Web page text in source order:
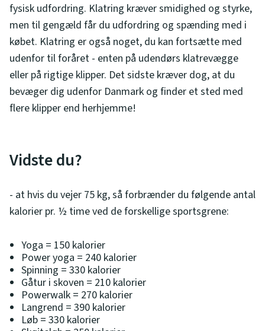
fysisk udfordring. Klatring kræver smidighed og styrke,
men til gengæld får du udfordring og spænding med i
købet. Klatring er også noget, du kan fortsætte med
udenfor til foråret - enten på udendørs klatrevægge
eller på rigtige klipper. Det sidste kræver dog, at du
bevæger dig udenfor Danmark og finder et sted med
flere klipper end herhjemme!
Vidste du?
- at hvis du vejer 75 kg, så forbrænder du følgende antal
kalorier pr. ½ time ved de forskellige sportsgrene:
Yoga = 150 kalorier
Power yoga = 240 kalorier
Spinning = 330 kalorier
Gåtur i skoven = 210 kalorier
Powerwalk = 270 kalorier
Langrend = 390 kalorier
Løb = 330 kalorier